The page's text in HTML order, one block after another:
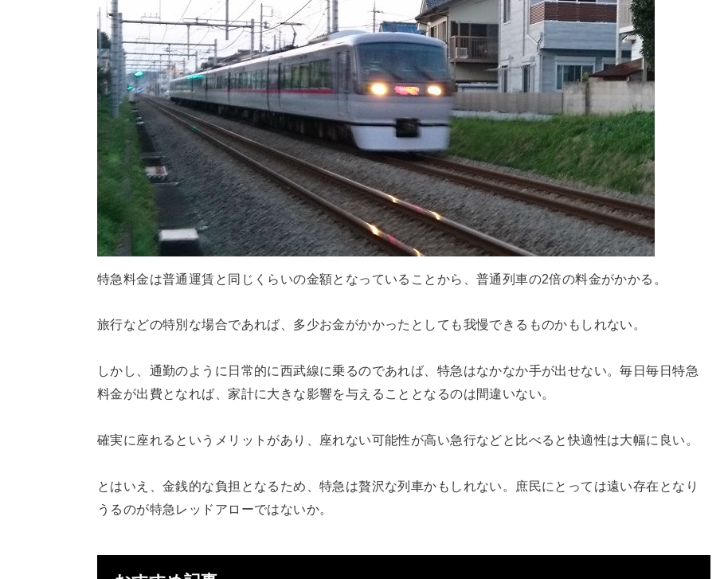
特急料金は普通運賃と同じくらいの金額となっていることから、普通列車の2倍の料金がかかる。
旅行などの特別な場合であれば、多少お金がかかったとしても我慢できるものかもしれない。
しかし、通勤のように日常的に西武線に乗るのであれば、特急はなかなか手が出せない。毎日毎日特急
料金が出費となれば、家計に大きな影響を与えることとなるのは間違いない。
確実に座れるというメリットがあり、座れない可能性が高い急行などと比べると快適性は大幅に良い。
とはいえ、金銭的な負担となるため、特急は贅沢な列車かもしれない。庶民にとっては遠い存在となり
うるのが特急レッドアローではないか。